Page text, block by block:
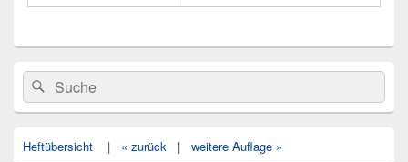
Primärer
Seitenleisten
Widget-
Bereich
Search
for:
Suche
Heftübersicht | « zurück | weitere Auflage »